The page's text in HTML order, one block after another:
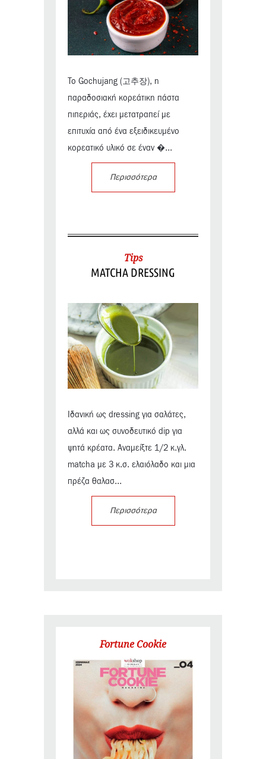
Το Gochujang (고추장), η
παραδοσιακή κορεάτικη πάστα
πιπεριάς, έχει μετατραπεί με
επιτυχία από ένα εξειδικευμένο
κορεατικό υλικό σε έναν �...
Περισσότερα
Tips
MATCHA DRESSING
Ιδανική ως dressing για σαλάτες,
αλλά και ως συνοδευτικό dip για
ψητά κρέατα. Αναμείξτε 1/2 κ.γλ.
matcha με 3 κ.σ. ελαιόλαδο και μια
πρέζα θαλασ...
Περισσότερα
Fortune Cookie